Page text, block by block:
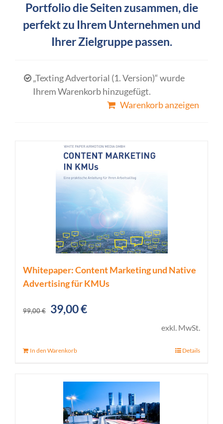
Portfolio die Seiten zusammen, die
perfekt zu Ihrem Unternehmen und
Ihrer Zielgruppe passen.
„Texting Advertorial (1. Version)“ wurde
Ihrem Warenkorb hinzugefügt.
Warenkorb anzeigen
Whitepaper: Content Marketing und Native
Advertising für KMUs
99,00€
Ursprünglicher
39,00€Aktueller
exkl. MwSt.
In den Warenkorb Details